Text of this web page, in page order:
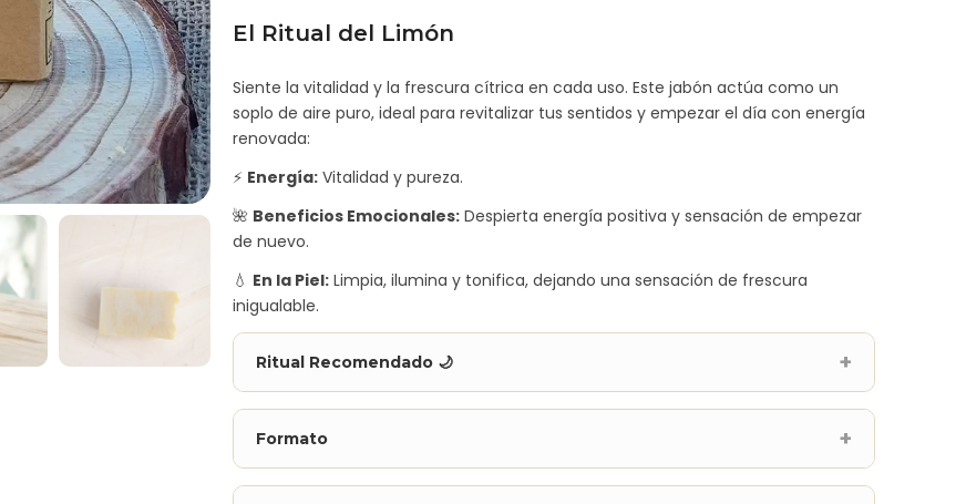
El Ritual del Limón
Siente la vitalidad y la frescura cítrica en cada uso. Este jabón actúa como un
soplo de aire puro, ideal para revitalizar tus sentidos y empezar el día con energía
renovada:
⚡ Energía: Vitalidad y pureza.
🌺 Beneficios Emocionales: Despierta energía positiva y sensación de empezar
de nuevo.
💧 En la Piel: Limpia, ilumina y tonifica, dejando una sensación de frescura
inigualable.
Ritual Recomendado 🌙
Formato